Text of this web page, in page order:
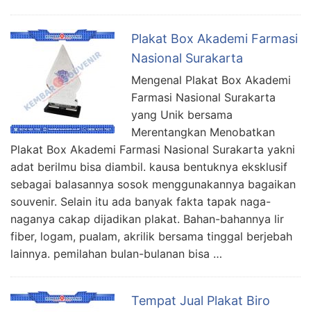
Plakat Box Akademi Farmasi
Nasional Surakarta
Mengenal Plakat Box Akademi
Farmasi Nasional Surakarta
yang Unik bersama
Merentangkan Menobatkan
Plakat Box Akademi Farmasi Nasional Surakarta yakni
adat berilmu bisa diambil. kausa bentuknya eksklusif
sebagai balasannya sosok menggunakannya bagaikan
souvenir. Selain itu ada banyak fakta tapak naga-
naganya cakap dijadikan plakat. Bahan-bahannya lir
fiber, logam, pualam, akrilik bersama tinggal berjebah
lainnya. pemilahan bulan-bulanan bisa …
Tempat Jual Plakat Biro